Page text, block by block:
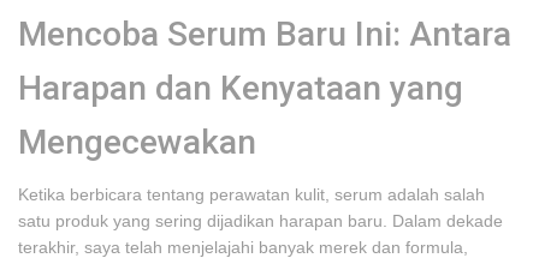
Mencoba Serum Baru Ini: Antara
Harapan dan Kenyataan yang
Mengecewakan
Ketika berbicara tentang perawatan kulit, serum adalah salah
satu produk yang sering dijadikan harapan baru. Dalam dekade
terakhir, saya telah menjelajahi banyak merek dan formula,